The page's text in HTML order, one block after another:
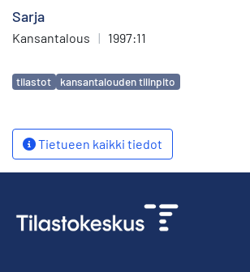
Sarja
Kansantalous | 1997:11
Avainsanat
tilastot kansantalouden tilinpito
Tietueen kaikki tiedot